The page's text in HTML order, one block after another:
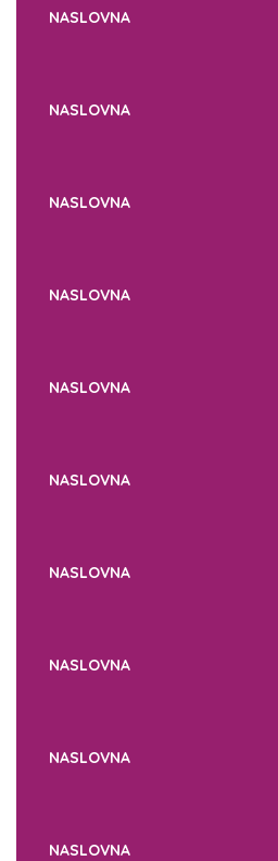
NASLOVNA
NASLOVNA
NASLOVNA
NASLOVNA
NASLOVNA
NASLOVNA
NASLOVNA
NASLOVNA
NASLOVNA
NASLOVNA